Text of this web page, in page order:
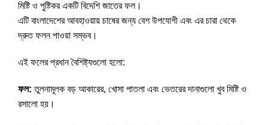
মিষ্টি ও পুষ্টিকর একটি বিদেশি জাতের ফল।
এটি বাংলাদেশের আবহাওয়ায় চাষের জন্য বেশ উপযোগী এবং এর চারা থেকে
দ্রুত ফলন পাওয়া সম্ভব।
এই ফলের প্রধান বৈশিষ্ট্যগুলো হলো:
ফল: তুলনামূলক বড় আকারের, খোসা পাতলা এবং ভেতরের দানাগুলো খুব মিষ্টি ও
রসালো হয়।